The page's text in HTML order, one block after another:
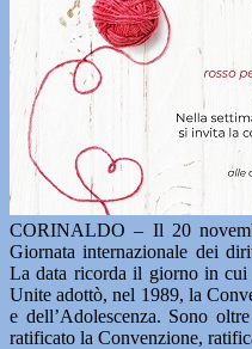
CORINALDO – Il 20
Giornata internazionale dei
La data ricorda il giorno in cui
Unite adottò, nel 1989, la
e dell’Adolescenza. Sono
ratificato la Convenzione,